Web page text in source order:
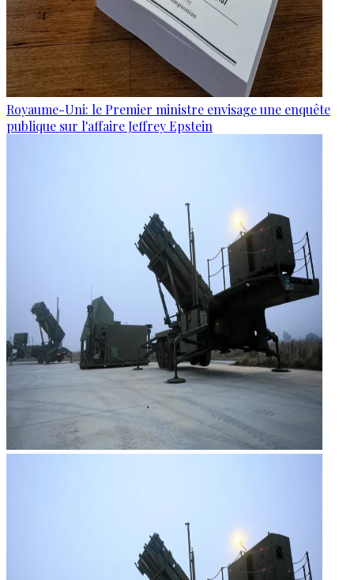
Royaume-Uni: le Premier ministre envisage une enquête
publique sur l'affaire Jeffrey Epstein